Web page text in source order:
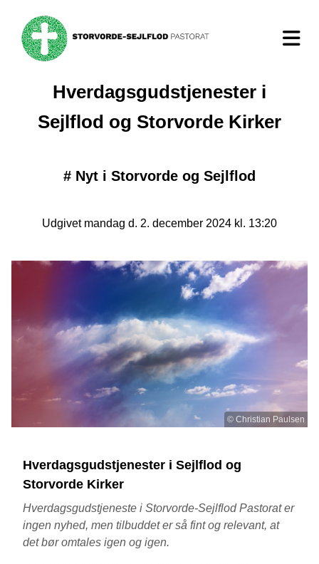
Hverdagsgudstjenester i
Sejlflod og Storvorde Kirker
# Nyt i Storvorde og Sejlflod
Udgivet mandag d. 2. december 2024 kl. 13:20
© Christian Paulsen
Hverdagsgudstjenester i Sejlflod og
Storvorde Kirker
Hverdagsgudstjeneste i Storvorde-Sejlflod Pastorat er
ingen nyhed, men tilbuddet er så fint og relevant, at
det bør omtales igen og igen.